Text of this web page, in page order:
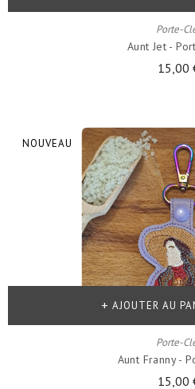
Porte-
Aunt Jet -
15,00
NOUVEAU
Porte-
Aunt Franny -
15,00
AJOUTER AU